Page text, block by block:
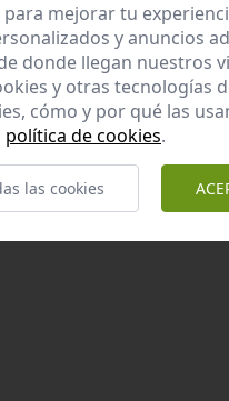
mejorar tu
y anuncios
donde llegan nuestros
y otras tecnologías
cómo y por qué las
política de cookies.
las cookies